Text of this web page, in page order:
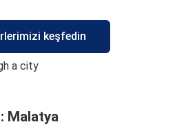
keşfedin
Malatya